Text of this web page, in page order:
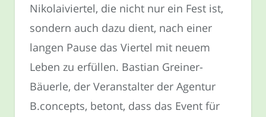
Nikolaiviertel, die nicht nur ein Fest ist,
sondern auch dazu dient, nach einer
langen Pause das Viertel mit neuem
Leben zu erfüllen. Bastian Greiner-
Bäuerle, der Veranstalter der Agentur
B.concepts, betont, dass das Event für